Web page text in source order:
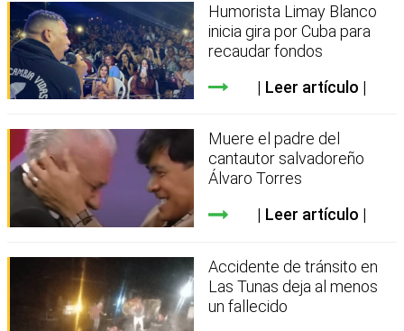
Humorista Limay Blanco
inicia gira por Cuba para
recaudar fondos
Leer artículo
Muere el padre del
cantautor salvadoreño
Álvaro Torres
Leer artículo
Accidente de tránsito en
Las Tunas deja al menos
un fallecido